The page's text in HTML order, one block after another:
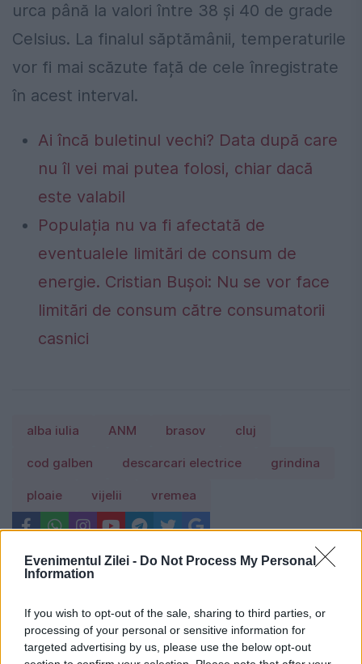
Evenimentul Zilei - Do Not Process My Personal
Information
If you wish to opt-out of the sale, sharing to third parties, or
processing of your personal or sensitive information for
targeted advertising by us, please use the below opt-out
urca până la valori între 38 și 40 de grade
Celsius. La finalul săptămânii, temperaturile
vor fi mai scăzute față de cele înregistrate
în acest interval.
Ai încă buletinul vechi? Data după care
nu îl vei mai putea folosi, chiar dacă
este valabil
Populația nu va fi afectată de
eventualele limitări de consum de
energie. Cristian Bușoi: Nu se vor face
limitări de consum către consumatorii
casnici
alba iulia ANM brasov cluj
cod galben descarcari electrice grindina
ploaie vijelii vremea